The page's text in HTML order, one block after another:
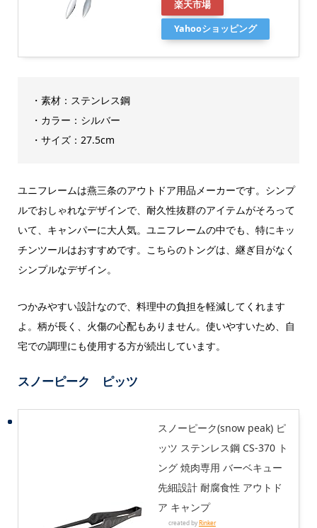
楽天市場
Yahooショッピング
・素材：ステンレス鋼
・カラー：シルバー
・サイズ：‎27.5cm
ユニフレームは燕三条のアウトドア用品メーカーです。シンプ
ルでおしゃれなデザインで、耐久性抜群のアイテムがそろって
いて、キャンパーに大人気。ユニフレームの中でも、特にキッ
チンツールはおすすめです。こちらのトングは、継ぎ目がなく
シンプルなデザイン。
つかみやすい設計なので、料理中の負担を軽減してくれます
よ。柄が長く、火傷の心配もありません。使いやすいため、自
宅での調理にも使用する方が続出しています。
スノーピーク ピッツ
スノーピーク(snow peak) ピ
ッツ ステンレス鋼 CS-370 ト
ング 焼肉専用 バーベキュー
先細設計 耐腐食性 アウトド
ア キャンプ
created byRinker